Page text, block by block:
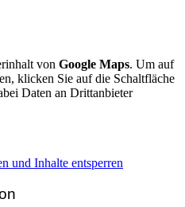
von Google Maps. Um auf
klicken Sie auf die Schaltfläche
Daten an Drittanbieter
und Inhalte entsperren